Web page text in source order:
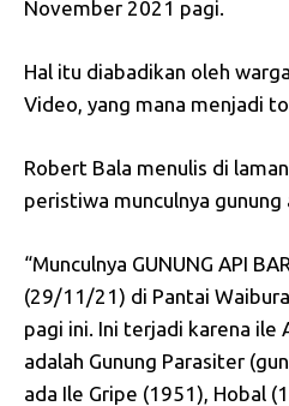
November 2021 pagi.
Hal itu diabadikan oleh
Video, yang mana menjadi
Robert Bala menulis di
peristiwa munculnya gunung
“Munculnya GUNUNG API
(29/11/21) di Pantai
pagi ini. Ini terjadi karena ile
adalah Gunung Parasiter
ada Ile Gripe (1951), Hobal